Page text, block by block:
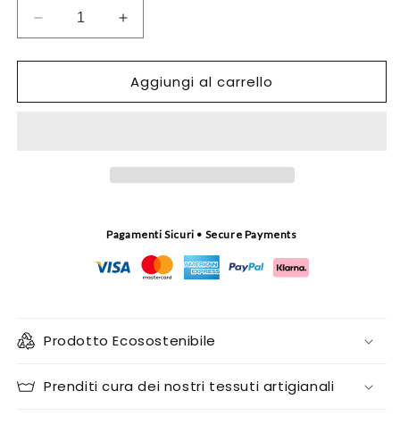
Diminuisci
quantità
per
Paladino
Aumenta
quantità
per
Arazzo
Paladino
Aggiungi al carrello
Pagamenti Sicuri • Secure Payments
Prodotto Ecosostenibile
Prenditi cura dei nostri tessuti artigianali